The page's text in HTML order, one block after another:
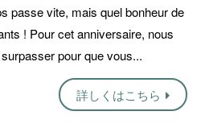
passe vite, mais quel bonheur de
! Pour cet anniversaire, nous
pour que vous...
詳しくはこちら